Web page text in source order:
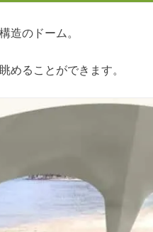
造のドーム。
めることができます。